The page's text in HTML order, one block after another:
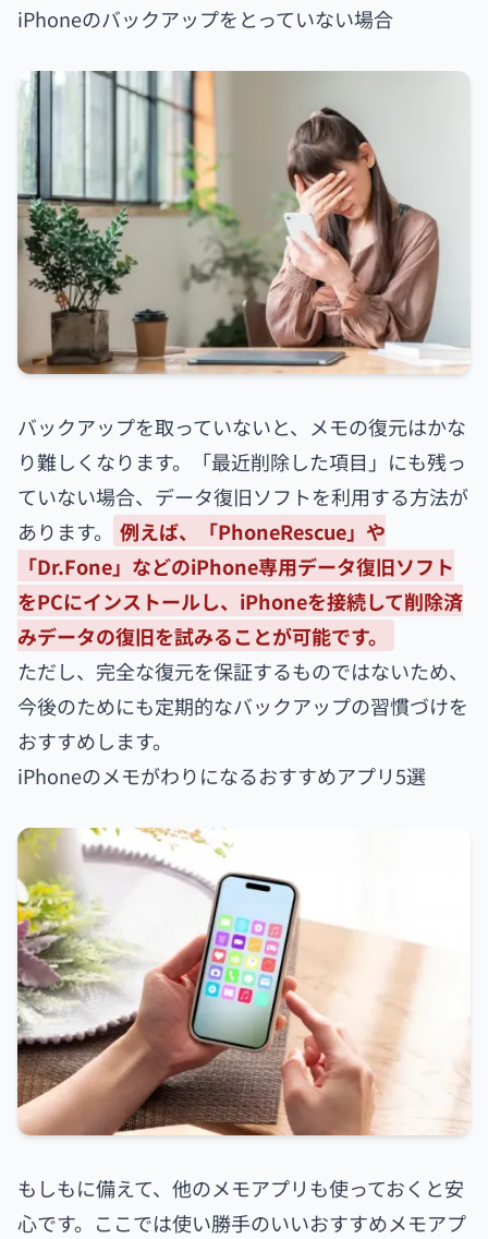
iPhoneのバックアップをとっていない場合
バックアップを取っていないと、メモの復元はかな
り難しくなります。「最近削除した項目」にも残っ
ていない場合、データ復旧ソフトを利用する方法が
あります。
例えば、「PhoneRescue」や
「Dr.Fone」などのiPhone専用データ復旧ソフト
をPCにインストールし、iPhoneを接続して削除済
みデータの復旧を試みることが可能です。
ただし、完全な復元を保証するものではないため、
今後のためにも定期的なバックアップの習慣づけを
おすすめします。
iPhoneのメモがわりになるおすすめアプリ5選
もしもに備えて、他のメモアプリも使っておくと安
心です。ここでは使い勝手のいいおすすめメモアプ